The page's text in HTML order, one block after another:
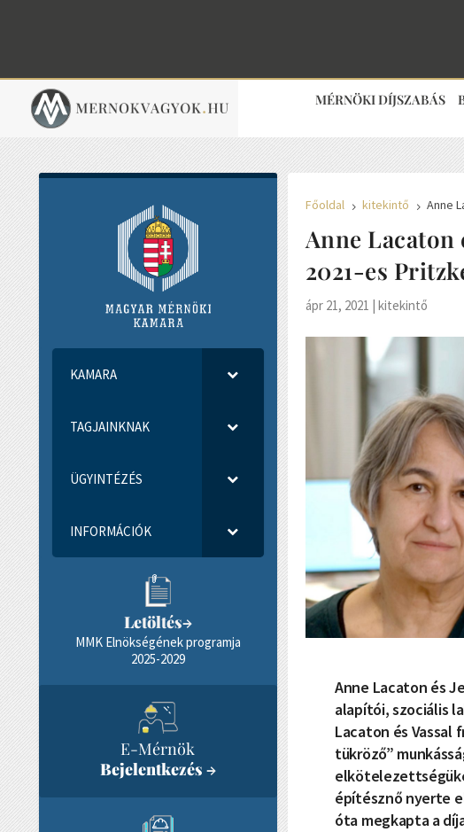
MÉRNÖKI DÍJSZABÁS
KAMARA
TAGJAINKNAK
ÜGYINTÉZÉS
INFORMÁCIÓK
Letöltés→
MMK Elnökségének programja
2025-2029
E-Mérnök
Bejelentkezés →
Főoldal 5 kitekintő 5 Anne
Anne Lacaton
2021-es
ápr 21, 2021 | kitekintő
Anne Lacaton és
alapítói, szociális
Lacaton és
tükröző”
építésznő nyerte
óta megkapta a